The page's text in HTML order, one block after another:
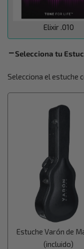
Elixir .010
Selecciona tu
Selecciona el estuche
Estuche Varón de
(incluido)